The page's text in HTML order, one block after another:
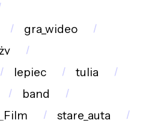
gra_wideo
lepiec
tulia
band
stare_auta